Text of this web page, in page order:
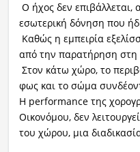
Ο ήχος δεν επιβάλλεται,
εσωτερική δόνηση που
Καθώς η εμπειρία
από την παρατήρηση στη
Στον κάτω χώρο, το
φως και το σώμα
Η performance της
Οικονόμου, δεν
του χώρου, μια